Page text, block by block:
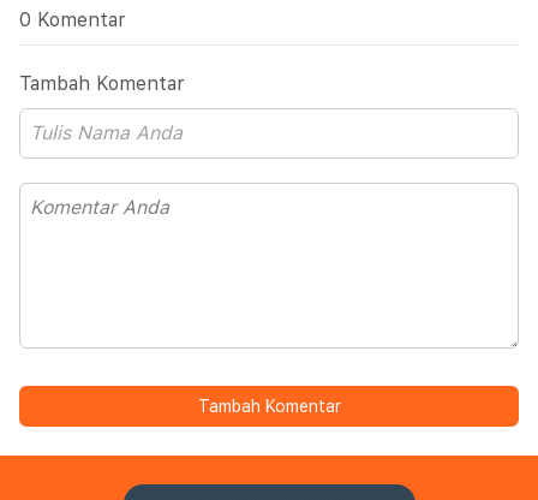
0 Komentar
Tambah Komentar
Tambah Komentar